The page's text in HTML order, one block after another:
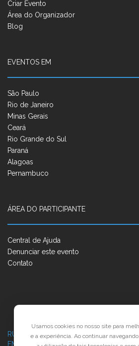
Criar Evento
Área do Organizador
Blog
EVENTOS EM
São Paulo
Rio de Janeiro
Minas Gerais
Ceará
Rio Grande do Sul
Paraná
Alagoas
Pernambuco
ÁREA DO PARTICIPANTE
Central de Ajuda
Denunciar este evento
Contato
RUA JOSÉ PONTES DE MAGALHÃES, 70
EMPRESARIAL JTR, ED. ÍTALIA, SALA 702
Usamos cookies no nosso site para
e a experiência. Ao continuar